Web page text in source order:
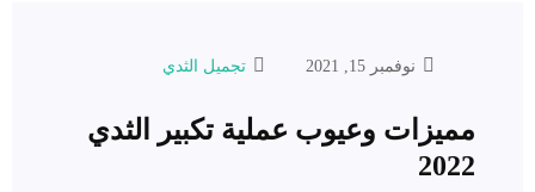
نوفمبر 15, 2021 تجميل الثدي
مميزات وعيوب عملية تكبير الثدي
2022